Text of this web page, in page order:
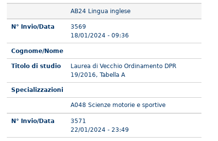
AB24 Lingua inglese
N° Invio/Data
3569
18/01/2024 - 09:36
Cognome/Nome
Titolo di studio
Laurea di Vecchio Ordinamento DPR
19/2016, Tabella A
Specializzazioni
A048 Scienze motorie e sportive
N° Invio/Data
3571
22/01/2024 - 23:49